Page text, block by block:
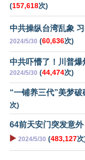
(157,618次)
中共操纵台湾乱象
2024/5/30 (60,636次)
中共吓懵了！川普
2024/5/30 (44,474次)
“一铺养三代”美梦
次)
64前天安门突发意
▶️ 2024/5/30 (483,127次